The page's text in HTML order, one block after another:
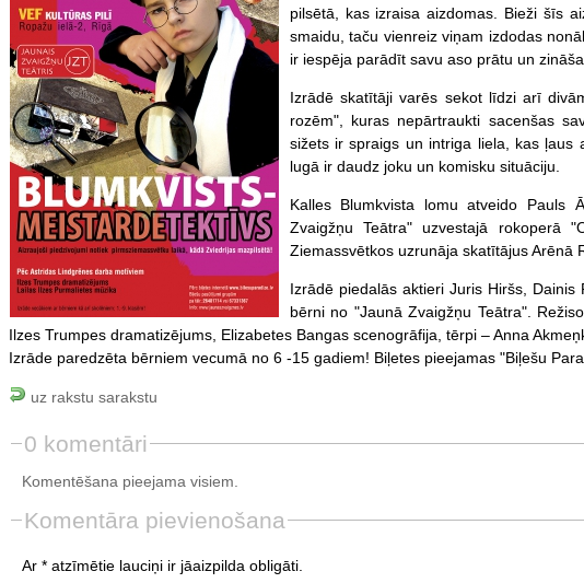
pilsētā, kas izraisa aizdomas. Bieži šīs
smaidu, taču vienreiz viņam izdodas
ir iespēja parādīt savu aso prātu un
Izrādē skatītāji varēs sekot līdzi arī
rozēm", kuras nepārtraukti sacenšas
sižets ir spraigs un intriga liela, kas ļaus
lugā ir daudz joku un komisku situāciju.
Kalles Blumkvista lomu atveido Pauls
Zvaigžņu Teātra" uzvestajā rokoperā
Ziemassvētkos uzrunāja skatītājus Arēnā
Izrādē piedalās aktieri Juris Hiršs,
bērni no "Jaunā Zvaigžņu Teātra".
Ilzes Trumpes dramatizējums, Elizabetes Bangas scenogrāfija, tērpi – Anna
Izrāde paredzēta bērniem vecumā no 6 -15 gadiem! Biļetes pieejamas "Biļešu
uz rakstu sarakstu
0 komentāri
Komentēšana pieejama visiem.
Komentāra pievienošana
Ar * atzīmētie lauciņi ir jāaizpilda obligāti.